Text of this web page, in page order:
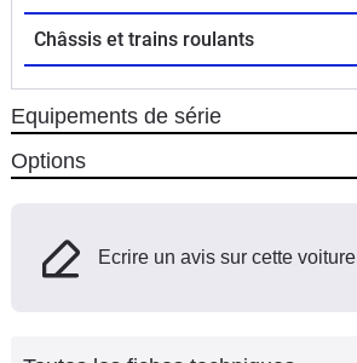
Châssis et trains roulants
Equipements de série
Options
Ecrire un avis sur cette voiture